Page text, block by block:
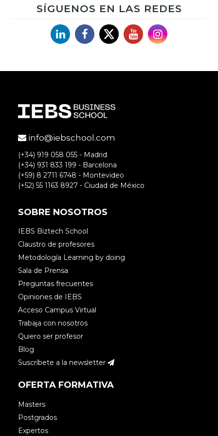
sus lineamientos para realmente innovar.
Eso haré en mi empresa, sobre todo en mi
franquicia. Gracias
Accede para responder
Pascual Parada Torralba
Buenos días Luis, desde luego es una
herramienta más para buscar la
innovación, y por consiguiente, para
realmente baja o nula, es un tema de
actitud, y no de presupuesto.
Suerte con tu proyecto!!
Pascual Parada Torralba
Hola Rodrigo,
Justamente estoy escribiendo un nuevo
artículo sobre este tema, analizando
cómo encaja la Open Innovation y el
Corporate Venturing en el sistema
SÍGUENOS EN LAS REDES
LinkedinFacebook
X YouTubeInstagram
info@iebschool.com
(+34) 919 058 055 - Madrid
(+34) 931 833 199 - Barcelona
(+59) 8 2711 6748 - Montevideo
(+52) 55 1163 8927 - Ciudad de México
SOBRE NOSOTROS
IEBS Biztech School
Claustro de profesores
Metodología Learning by doing
Sala de Prensa
Preguntas frecuentes
Opiniones de IEBS
Acceso Campus Virtual
Trabaja con nosotros
Quiero ser profesor
Blog
Suscríbete a la newsletter
OFERTA FORMATIVA
Masters
Postgrados
Expertos